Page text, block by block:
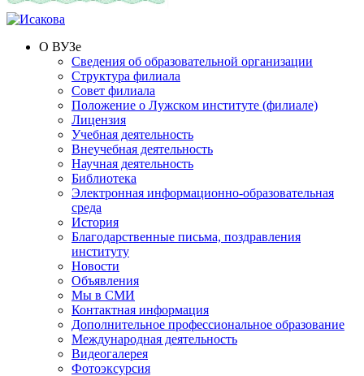
О ВУЗе
Сведения об образовательной организации
Структура филиала
Совет филиала
Положение о Лужском институте (филиале)
Лицензия
Учебная деятельность
Внеучебная деятельность
Научная деятельность
Библиотека
Электронная информационно-образовательная
среда
История
Благодарственные письма, поздравления
институту
Новости
Объявления
Мы в СМИ
Контактная информация
Дополнительное профессиональное образование
Международная деятельность
Видеогалерея
Фотоэксурсия